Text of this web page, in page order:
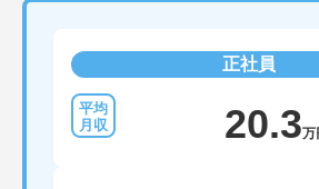
正社員
20.3万